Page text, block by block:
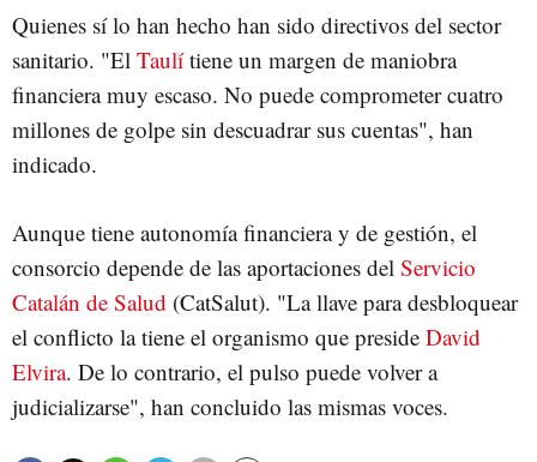
Quienes sí lo han hecho han sido directivos del sector
sanitario. "El Taulítiene un margen de maniobra
financiera muy escaso. No puede comprometer cuatro
millones de golpe sin descuadrar sus cuentas", han
indicado.
Aunque tiene autonomía financiera y de gestión, el
consorcio depende de las aportaciones del Servicio
Catalán de Salud (CatSalut). "La llave para desbloquear
el conflicto la tiene el organismo que preside David
Elvira. De lo contrario, el pulso puede volver a
judicializarse", han concluido las mismas voces.